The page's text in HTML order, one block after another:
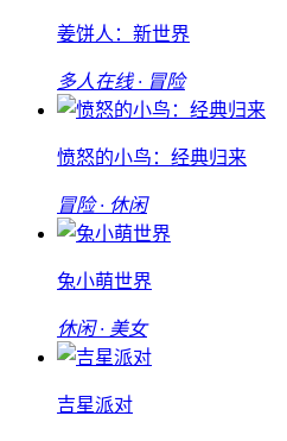
姜饼人：新世界
多人在线 · 冒险
愤怒的小鸟：经典归来
冒险 · 休闲
兔小萌世界
休闲 · 美女
吉星派对